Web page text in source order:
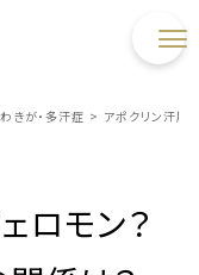
わきが・多汗症 > アポクリン汗腺
ロモン？